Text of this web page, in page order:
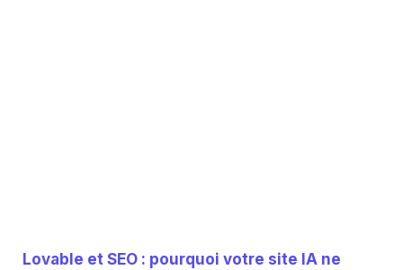
Lovable et SEO : pourquoi votre site IA ne